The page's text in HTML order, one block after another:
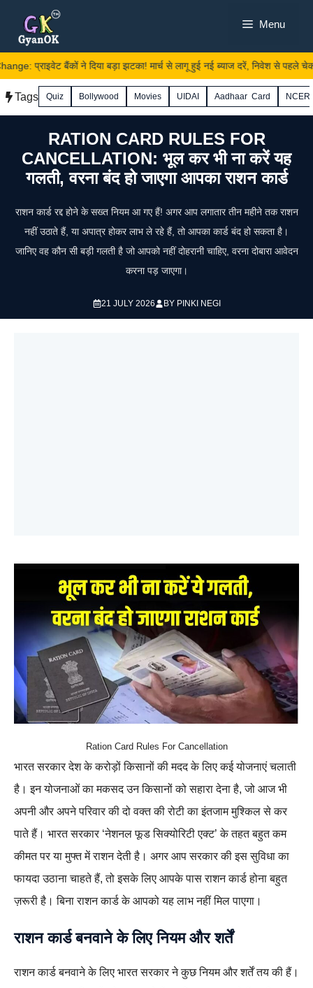
content
Menu
प्राइवेट बैंकों ने दिया बड़ा झटका! मार्च से लागू हुई नई ब्याज दरें, निवेश से पहले चेक
Tags Quiz Bollywood Movies UIDAI Aadhaar Card
RATION CARD RULES FOR
CANCELLATION: भूल कर भी ना करें यह
गलती, वरना बंद हो जाएगा आपका राशन कार्ड
राशन कार्ड रद्द होने के सख्त नियम आ गए हैं! अगर आप लगातार तीन महीने तक राशन
नहीं उठाते हैं, या अपात्र होकर लाभ ले रहे हैं, तो आपका कार्ड बंद हो सकता है।
जानिए वह कौन सी बड़ी गलती है जो आपको नहीं दोहरानी चाहिए, वरना दोबारा आवेदन
करना पड़ जाएगा।
21 JULY 2026 BY PINKI NEGI
Ration Card Rules For Cancellation
भारत सरकार देश के करोड़ों किसानों की मदद के लिए कई योजनाएं चलाती
है। इन योजनाओं का मकसद उन किसानों को सहारा देना है, जो आज भी
अपनी और अपने परिवार की दो वक्त की रोटी का इंतजाम मुश्किल से कर
पाते हैं। भारत सरकार ‘नेशनल फूड सिक्योरिटी एक्ट’ के तहत बहुत कम
कीमत पर या मुफ्त में राशन देती है। अगर आप सरकार की इस सुविधा का
फायदा उठाना चाहते हैं, तो इसके लिए आपके पास राशन कार्ड होना बहुत
ज़रूरी है। बिना राशन कार्ड के आपको यह लाभ नहीं मिल पाएगा।
राशन कार्ड बनवाने के लिए नियम और शर्तें
राशन कार्ड बनवाने के लिए भारत सरकार ने कुछ नियम और शर्तें तय की हैं।